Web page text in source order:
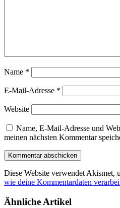
Name *
E-Mail-Adresse *
Website
Name, E-Mail-Adresse und
meinen nächsten Kommentar
Diese Website verwendet Akismet,
wie deine Kommentardaten
Ähnliche Artikel